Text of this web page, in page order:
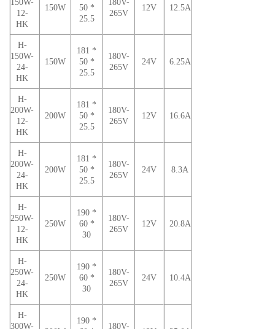
12-
HK
150W
50 *
25.5
265V
12V 12.5A
H-
150W-
24-
HK
150W
181 *
50 *
25.5
180V-
265V
24V 6.25A
H-
200W-
12-
HK
200W
181 *
50 *
25.5
180V-
265V
12V 16.6A
H-
200W-
24-
HK
200W
181 *
50 *
25.5
180V-
265V
24V 8.3A
H-
250W-
12-
HK
250W
190 *
60 *
30
180V-
265V
12V 20.8A
H-
250W-
24-
HK
250W
190 *
60 *
30
180V-
265V
24V 10.4A
H-
300W-
190 *
180V-